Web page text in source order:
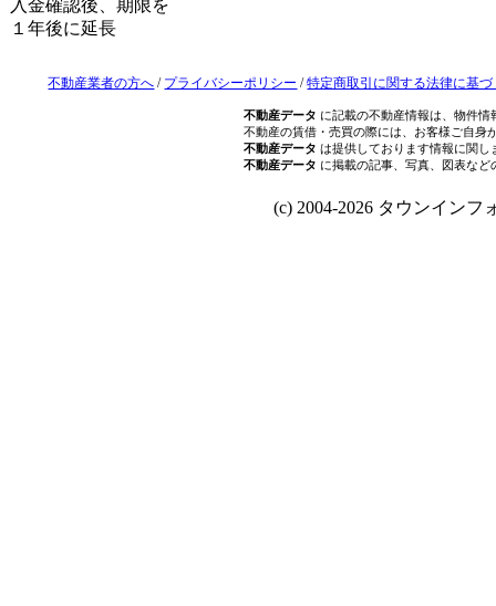
入金確認後、期限を
１年後に延長
不動産業者の方へ / プライバシーポリシー /特定商取引に関する法律に基
不動産データ に記載の不動産情報は、物件
不動産の賃借・売買の際には、お客様ご自身
不動産データ は提供しております情報に関し
不動産データ に掲載の記事、写真、図表な
(c) 2004-2026 タウンインフ